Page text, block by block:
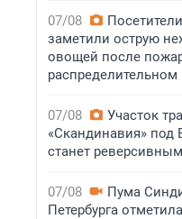
07/08
заметили острую
овощей после
распределительном
07/08
Участок
«Скандинавия» под
станет реверсивным
07/08
Пума
Петербурга